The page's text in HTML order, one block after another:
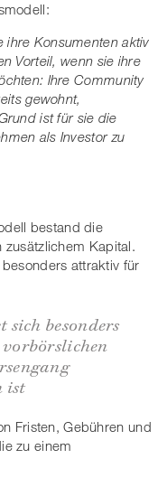
ihre Konsumenten aktiv
Vorteil, wenn sie ihre
Ihre Community
gewohnt,
ist für sie die
als Investor zu
bestand die
Kapital.
attraktiv für
sich besonders
ist
Fristen, Gebühren und
zu einem